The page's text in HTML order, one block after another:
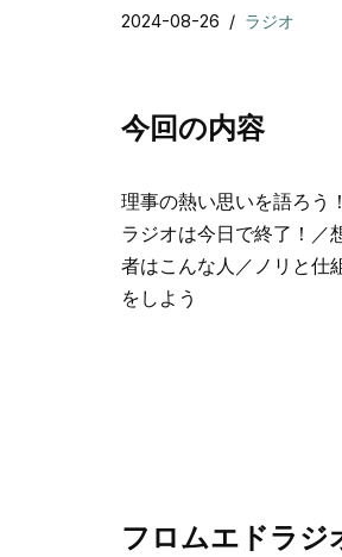
2024-08-26 ラジオ
今回の内容
理事の熱い思いを語ろう
ラジオは今日で終了！／
者はこんな人／ノリと仕
をしよう
フロムエドラジ